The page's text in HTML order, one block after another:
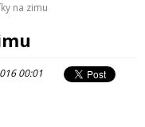
na zimu
00:01